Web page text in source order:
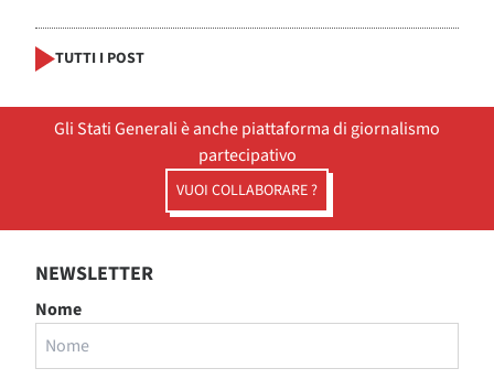
TUTTI I POST
Gli Stati Generali è anche piattaforma di giornalismo
partecipativo
VUOI COLLABORARE ?
NEWSLETTER
Nome